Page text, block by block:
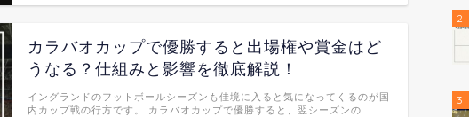
カラバオカップで優勝すると出場権や賞金はど
うなる？仕組みと影響を徹底解説！
イングランドのフットボールシーズンも佳境に入ると気になってくるのが国
内カップ戦の行方です。 カラバオカップで優勝すると、翌シーズンの …
2
3